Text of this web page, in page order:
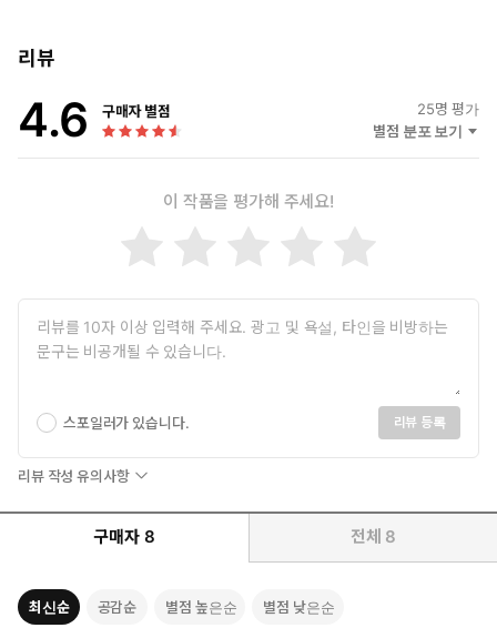
의 후반부에 이르러 교환일기를 쓰던 화자는 “오래전에 죽은 사람이
녹이 슨다. 커져가던 회상을 과감히 떠나보내고 화자는 현실을 인식
한다. 그리고 빚 생각에 잠 못 이루는 이십대 청년으로 돌아와 중국
소셜미디어에서 볼 수 있는 화려한 젊음의 모습은 고선경의 시에 없
그대로의 화소로 어딘가 어설픈 청년의 일상을 포착한다. 그런데 해
고를 당해도, 시가 팔리지 않아도 고선경의 화자는 섣불리 절망하
지 않는다. 오히려 자조적인 유머로 상황을 비틀고 자신의 처지를
재차 환기한다. 자기를 연민하지 않으면서 현실의 무게를 정확히 대
면하는 패기가 고선경의 시편 곳곳에 어려 있다.
얼음물 좀 마셔도 되겠습니까 물었다
세상에는 야무지지 못한 사람도 있는 겁니다
밤이
방까지 몰고 온 안개에 얼굴을 파묻는다
리뷰
4.6 구매자 별점 25명 평가
별점 분포 보기
이 작품을 평가해 주세요!
스포일러가 있습니다. 리뷰 등록
리뷰 작성 유의사항
구매자 8 전체 8
최신순 공감순 별점 높은순 별점 낮은순